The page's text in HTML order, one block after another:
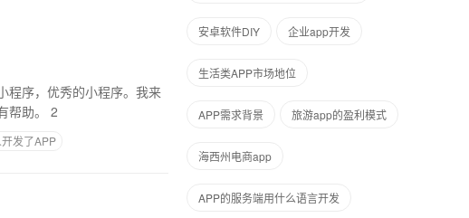
帮你吧，呵呵。只需在微信公众号平台注册然后授权给沂蒙小程序即可。希望对你有帮助。 2
发了APP
安卓软件DIY 企业app开发
生活类APP市场地位
APP需求背景 旅游app的盈利模式
海西州电商app
APP的服务端用什么语言开发